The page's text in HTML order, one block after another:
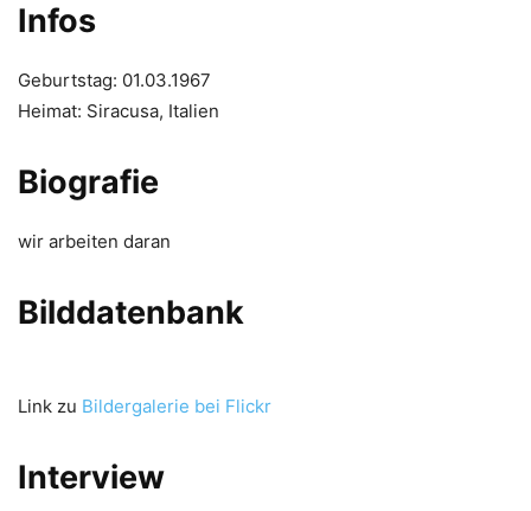
Infos
Geburtstag: 01.03.1967
Heimat: Siracusa, Italien
Biografie
wir arbeiten daran
Bilddatenbank
Link zu Bildergalerie bei Flickr
Interview